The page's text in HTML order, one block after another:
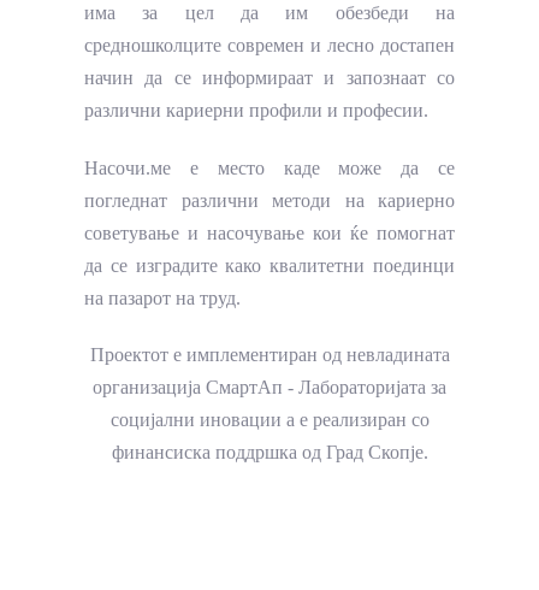
има за цел да им обезбеди на
средношколците современ и лесно достапен
начин да се информираат и запознаат со
различни кариерни профили и професии.
Насочи.ме е место каде може да се
погледнат различни методи на кариерно
советување и насочување кои ќе помогнат
да се изградите како квалитетни поединци
на пазарот на труд.
Проектот е имплементиран од невладината
организација СмартАп - Лабораторијата за
социјални иновации а е реализиран со
финансиска поддршка од Град Скопје.